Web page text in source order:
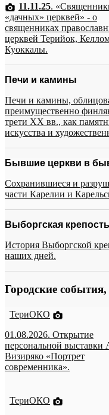
11.11.25.
«дачных» церквей» - о
священниках
церквей Терийок,
Куоккалы.
Печи и камины
Печи и камины,
преимущественно
трети XX вв., как
искусства и
Бывшие церкви в
Сохранившиеся и
части Карелии и
Выборгская крепость
История Выборгской
наших дней.
Городские
ТериОКО
01.08.2026. Открытие
персональной выставки
Визиряко «Портрет
современника».
ТериОКО